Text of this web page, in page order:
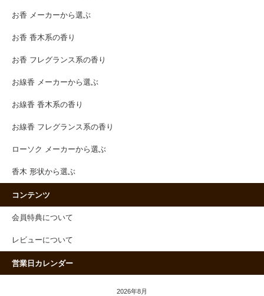
お香 メーカーから選ぶ
お香 香木系の香り
お香 フレグランス系の香り
お線香 メーカーから選ぶ
お線香 香木系の香り
お線香 フレグランス系の香り
ローソク メーカーから選ぶ
香木 形状から選ぶ
コンテンツ
会員特典について
レビューについて
営業日カレンダー
2026年8月